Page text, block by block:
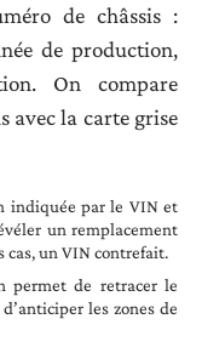
de châssis :
de production,
On compare
avec la carte grise
indiquée par le VIN et
un remplacement
cas, un VIN contrefait.
permet de retracer le
les zones de